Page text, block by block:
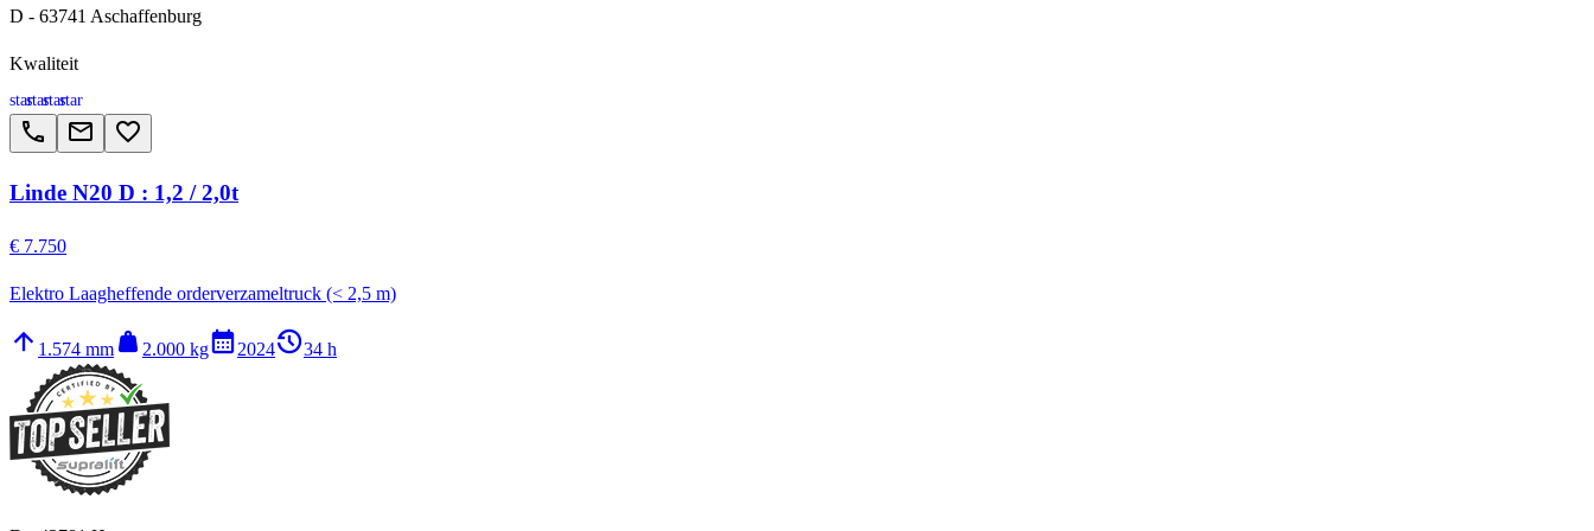
D - 63741 Aschaffenburg
Kwaliteit
starstarstarstar
call email favorite_border
Linde N20 D : 1,2 / 2,0t
€ 7.750
Elektro Laagheffende orderverzameltruck (< 2,5 m)
arrow_upward 1.574 mm weight 2.000 kgcalendar_month2024history_234 h